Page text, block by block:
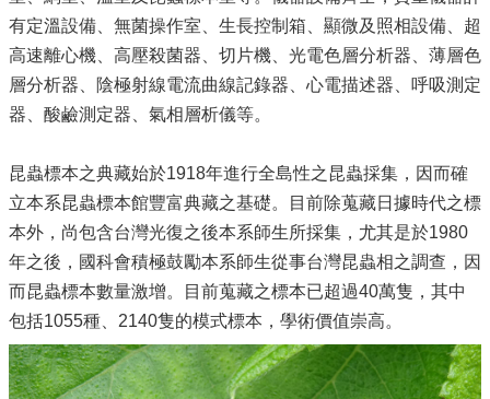
員
研
究
成
果
學
生
專
區
來
出
路
招
有定溫設備、無菌操作室、生長控制箱、顯微及照相設備、超
高速離心機、高壓殺菌器、切片機、光電色層分析器、薄層色
層分析器、陰極射線電流曲線記錄器、心電描述器、呼吸測定
器、酸鹼測定器、氣相層析儀等。
昆蟲標本之典藏始於1918年進行全島性之昆蟲採集，因而確
立本系昆蟲標本館豐富典藏之基礎。目前除蒐藏日據時代之標
本外，尚包含台灣光復之後本系師生所採集，尤其是於1980
年之後，國科會積極鼓勵本系師生從事台灣昆蟲相之調查，因
而昆蟲標本數量激增。目前蒐藏之標本已超過40萬隻，其中
包括1055種、2140隻的模式標本，學術價值崇高。